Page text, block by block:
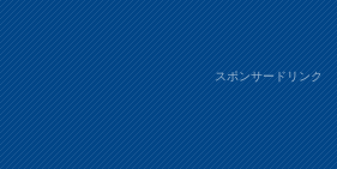
スポンサードリンク